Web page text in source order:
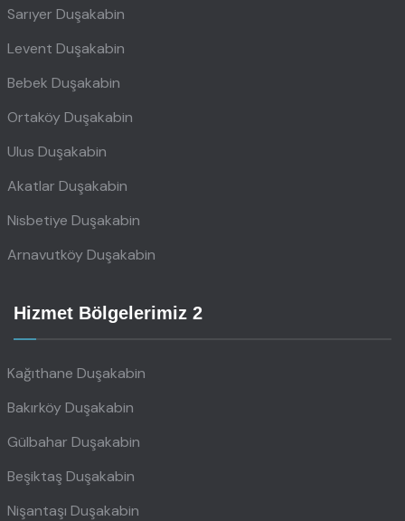
Sarıyer Duşakabin
Levent Duşakabin
Bebek Duşakabin
Ortaköy Duşakabin
Ulus Duşakabin
Akatlar Duşakabin
Nisbetiye Duşakabin
Arnavutköy Duşakabin
Hizmet Bölgelerimiz 2
Kağıthane Duşakabin
Bakırköy Duşakabin
Gülbahar Duşakabin
Beşiktaş Duşakabin
Nişantaşı Duşakabin